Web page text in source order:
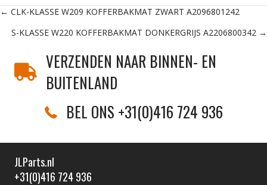
Posts
navigation
← CLK-KLASSE W209 KOFFERBAKMAT ZWART A2096801242
S-KLASSE W220 KOFFERBAKMAT DONKERGRIJS A2206800342 →
VERZENDEN NAAR BINNEN- EN
BUITENLAND
BEL ONS +31(0)416 724 936
JLParts.nl
+31(0)416 724 936